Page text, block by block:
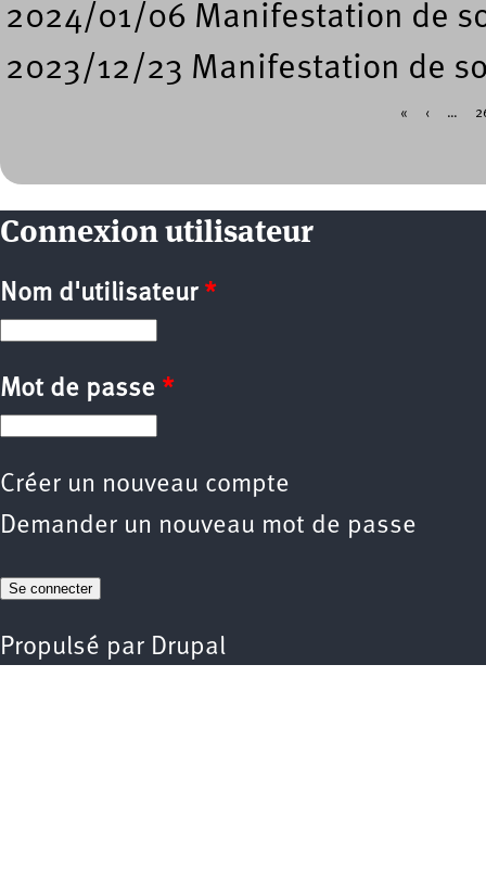
2024/01/06 Manifestation de
2023/12/23 Manifestation de
« ‹ …
Connexion utilisateur
Nom d'utilisateur *
Mot de passe *
Créer un nouveau compte
Demander un nouveau mot de passe
Propulsé par Drupal